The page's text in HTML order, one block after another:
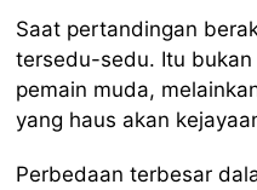
Saat pertandingan
tersedu-sedu. Itu
pemain muda,
yang haus akan
Perbedaan terbesar